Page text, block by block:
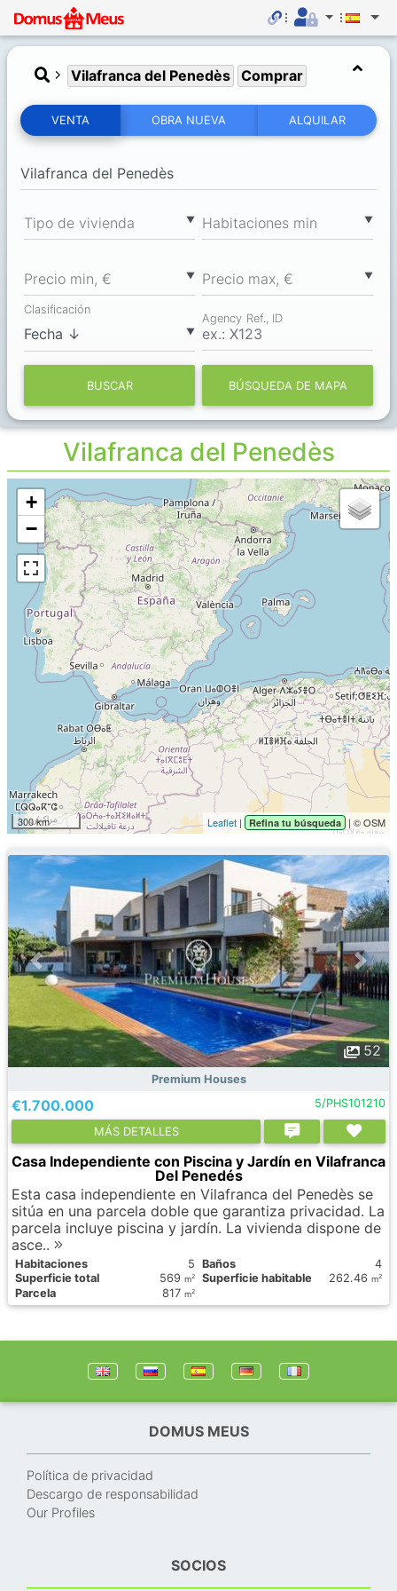
Vilafranca del Penedès Comprar
VENTA OBRA NUEVA ALQUILAR
▼
Tipo de vivienda ▼
Habitaciones min
▼
Precio min, € ▼
Precio max, €
▼
Clasificación
Agency Ref., ID
BUSCAR BÚSQUEDA DE MAPA
Vilafranca del Penedès
+
−
300 km Leaflet | Refina tu búsqueda | © OSM
52
Premium Houses
€1.700.000 5/PHS101210
МÁS DETALLES
Casa Independiente con Piscina y Jardín en Vilafranca
Del Penedés
Esta casa independiente en Vilafranca del Penedès se
sitúa en una parcela doble que garantiza privacidad. La
parcela incluye piscina y jardín. La vivienda dispone de
asce..
Habitaciones 5 Baños
4
Superficie total
569 m2 Superficie habitable 262.46 m2
Parcela 817 m2
DOMUS MEUS
Política de privacidad
Descargo de responsabilidad
Our Profiles
SOCIOS